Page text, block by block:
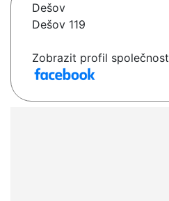
Dešov
Dešov 119
Zobrazit profil